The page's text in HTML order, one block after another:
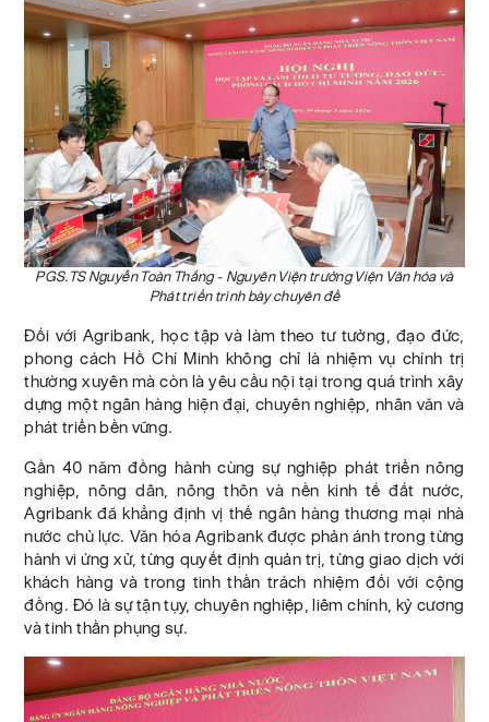
PGS.TS Nguyễn Toàn Thắng - Nguyên Viện trưởng Viện Văn hóa và
Phát triển trình bày chuyên đề
Đối với Agribank, học tập và làm theo tư tưởng, đạo đức,
phong cách Hồ Chí Minh không chỉ là nhiệm vụ chính trị
thường xuyên mà còn là yêu cầu nội tại trong quá trình xây
dựng một ngân hàng hiện đại, chuyên nghiệp, nhân văn và
phát triển bền vững.
Gần 40 năm đồng hành cùng sự nghiệp phát triển nông
nghiệp, nông dân, nông thôn và nền kinh tế đất nước,
Agribank đã khẳng định vị thế ngân hàng thương mại nhà
nước chủ lực. Văn hóa Agribank được phản ánh trong từng
hành vi ứng xử, từng quyết định quản trị, từng giao dịch với
khách hàng và trong tinh thần trách nhiệm đối với cộng
đồng. Đó là sự tận tụy, chuyên nghiệp, liêm chính, kỷ cương
và tinh thần phụng sự.